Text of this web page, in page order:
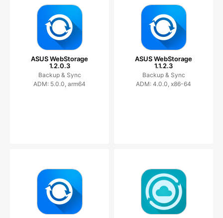
ASUS WebStorage
1.2.0.3
Backup & Sync
ADM: 5.0.0, arm64
ASUS WebStorage
1.1.2.3
Backup & Sync
ADM: 4.0.0, x86-64